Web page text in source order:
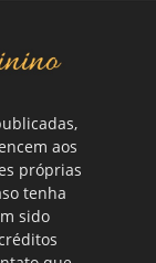
aos
próprias
tenha
sido